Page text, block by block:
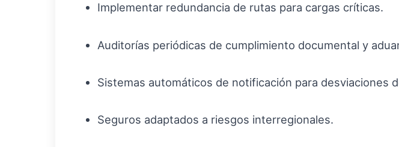
Implementar redundancia de rutas para cargas críticas.
Auditorías periódicas de cumplimiento documental y
Sistemas automáticos de notificación para desviaciones
Seguros adaptados a riesgos interregionales.